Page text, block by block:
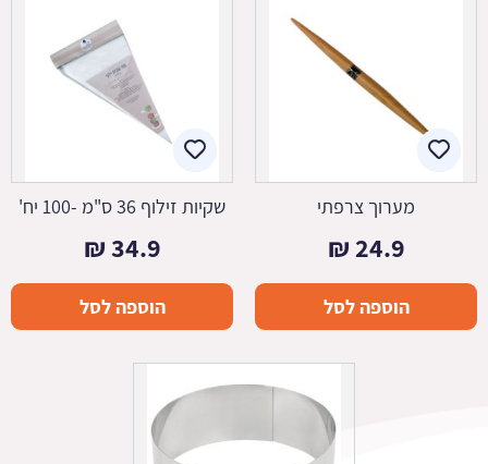
מערוך צרפתי
24.9
₪
הוספה לסל
שקיות זילוף 36 ס"מ -100 יח'
34.9
₪
הוספה לסל